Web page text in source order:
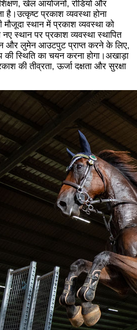
खेल आयोजनों, रोडियो और
है।उत्कृष्ट प्रकाश व्यवस्था होना
मौजूदा स्थान में प्रकाश व्यवस्था को
स्थान पर प्रकाश व्यवस्था स्थापित
और लुमेन आउटपुट प्राप्त करने के लिए,
स्थिति का चयन करना होगा।अखाड़ा
की तीव्रता, ऊर्जा दक्षता और सुरक्षा